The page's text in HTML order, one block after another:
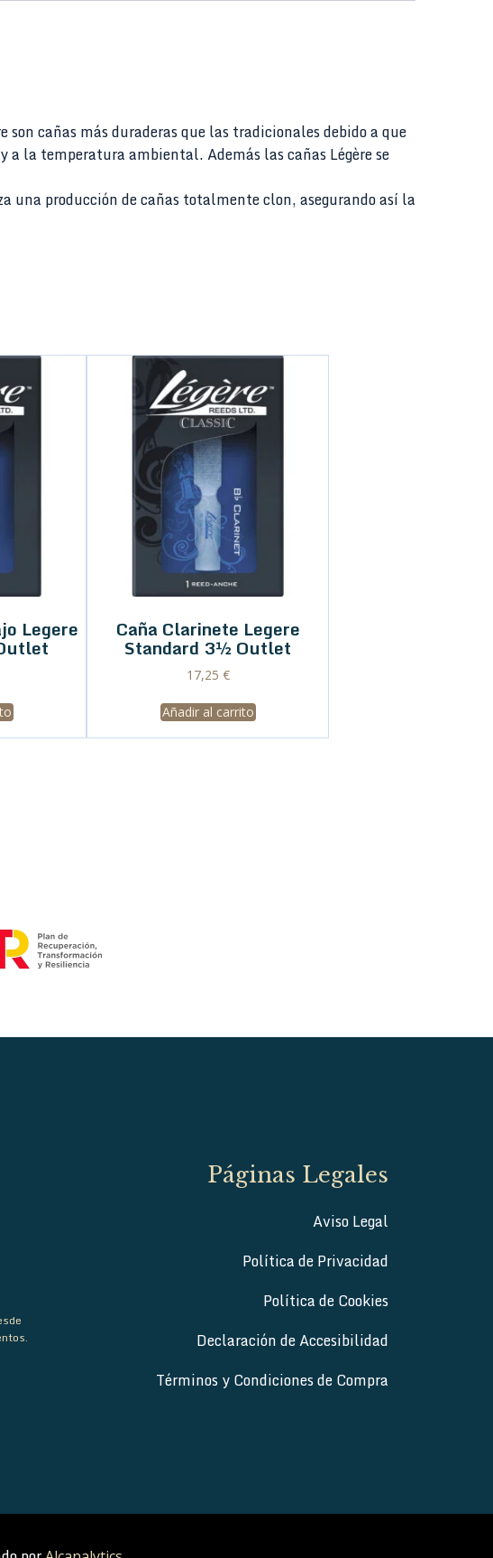
cañas más duraderas que las tradicionales debido a que
la temperatura ambiental. Además las cañas Légère se
una producción de cañas totalmente clon, asegurando así la
Legere Caña Clarinete Legere
Standard 3½ Outlet
17,25 €
Añadir al carrito
Páginas Legales
Aviso Legal
Política de Privacidad
Política de Cookies
Declaración de Accesibilidad
Términos y Condiciones de Compra